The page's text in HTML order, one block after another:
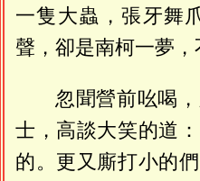
一隻大蟲，張牙舞
聲，卻是南柯一夢，
忽聞營前吆喝
士，高談大笑的道
的。更又廝打小的